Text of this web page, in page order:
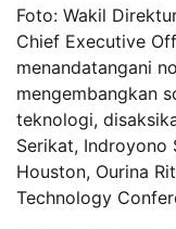
Foto: Wakil
Chief Executive
menandatangani
mengembangkan
teknologi,
Serikat, Indroyono
Houston, Ourina
Technology